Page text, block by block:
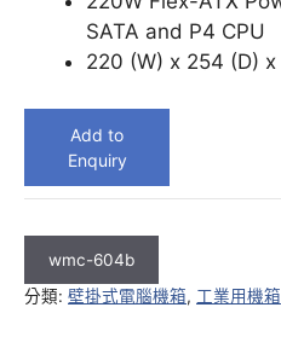
SATA and P4 CPU
220 (W) x 254 (D)
Add to
Enquiry
wmc-604b
分類: 壁掛式電腦機箱, 工業用機箱